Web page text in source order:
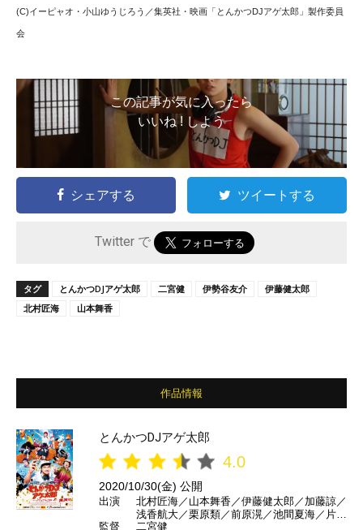
(C)イーピャオ・小山ゆうじろう／集英社・映画「とんかつDJアゲ太郎」製作委員
会
この記事が気に入ったら
いいね ! しよう
シェアする ツイートする
Twitter で
タグ とんかつDJアゲ太郎 二宮健 伊勢谷友介
伊藤健太郎
北村匠海
山本舞香
作品情報
とんかつDJアゲ太郎
4.0
2020/10/30(金) 公開
出演
北村匠海／山本舞香／伊藤健太郎／加藤諒／
浅香航大／栗原類／前原滉／池間夏海／片岡
礼子／ブラザートム／伊勢谷友介／DJ KOO
監督 二宮健